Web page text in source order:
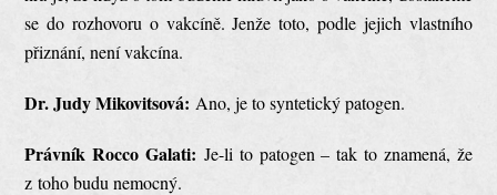
se do rozhovoru o vakcíně. Jenže toto, podle jejich vlastního
přiznání, není vakcína.
Dr. Judy Mikovitsová: Ano, je to syntetický patogen.
Právník Rocco Galati: Je-li to patogen – tak to znamená, že
z toho budu nemocný.